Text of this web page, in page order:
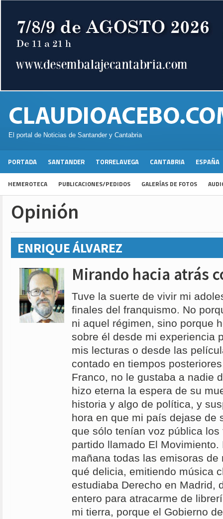
El portal de Noticias de Santander y Cantabria
PORTADA SANTANDER TORRELAVEGA CANTABRIA ESPAÑA
HEMEROTECA PUBLICACIONES/PEDIDOS GALERÍAS DE FOTOS
Opinión
ENRIQUE ÁLVAREZ
Mirando hacia atrás
Tuve la suerte de vivir mi
finales del franquismo. No
ni aquel régimen, sino porque
sobre él desde mi experiencia
mis lecturas o desde las
contado en tiempos
Franco, no le gustaba a nadie
hizo eterna la espera de su
historia y algo de política, y
hora en que mi país dejase de
que sólo tenían voz pública
partido llamado El
mañana todas las emisoras de
qué delicia, emitiendo música
estudiaba Derecho en Madrid,
entero para atracarme de
mi tierra, porque el Gobierno